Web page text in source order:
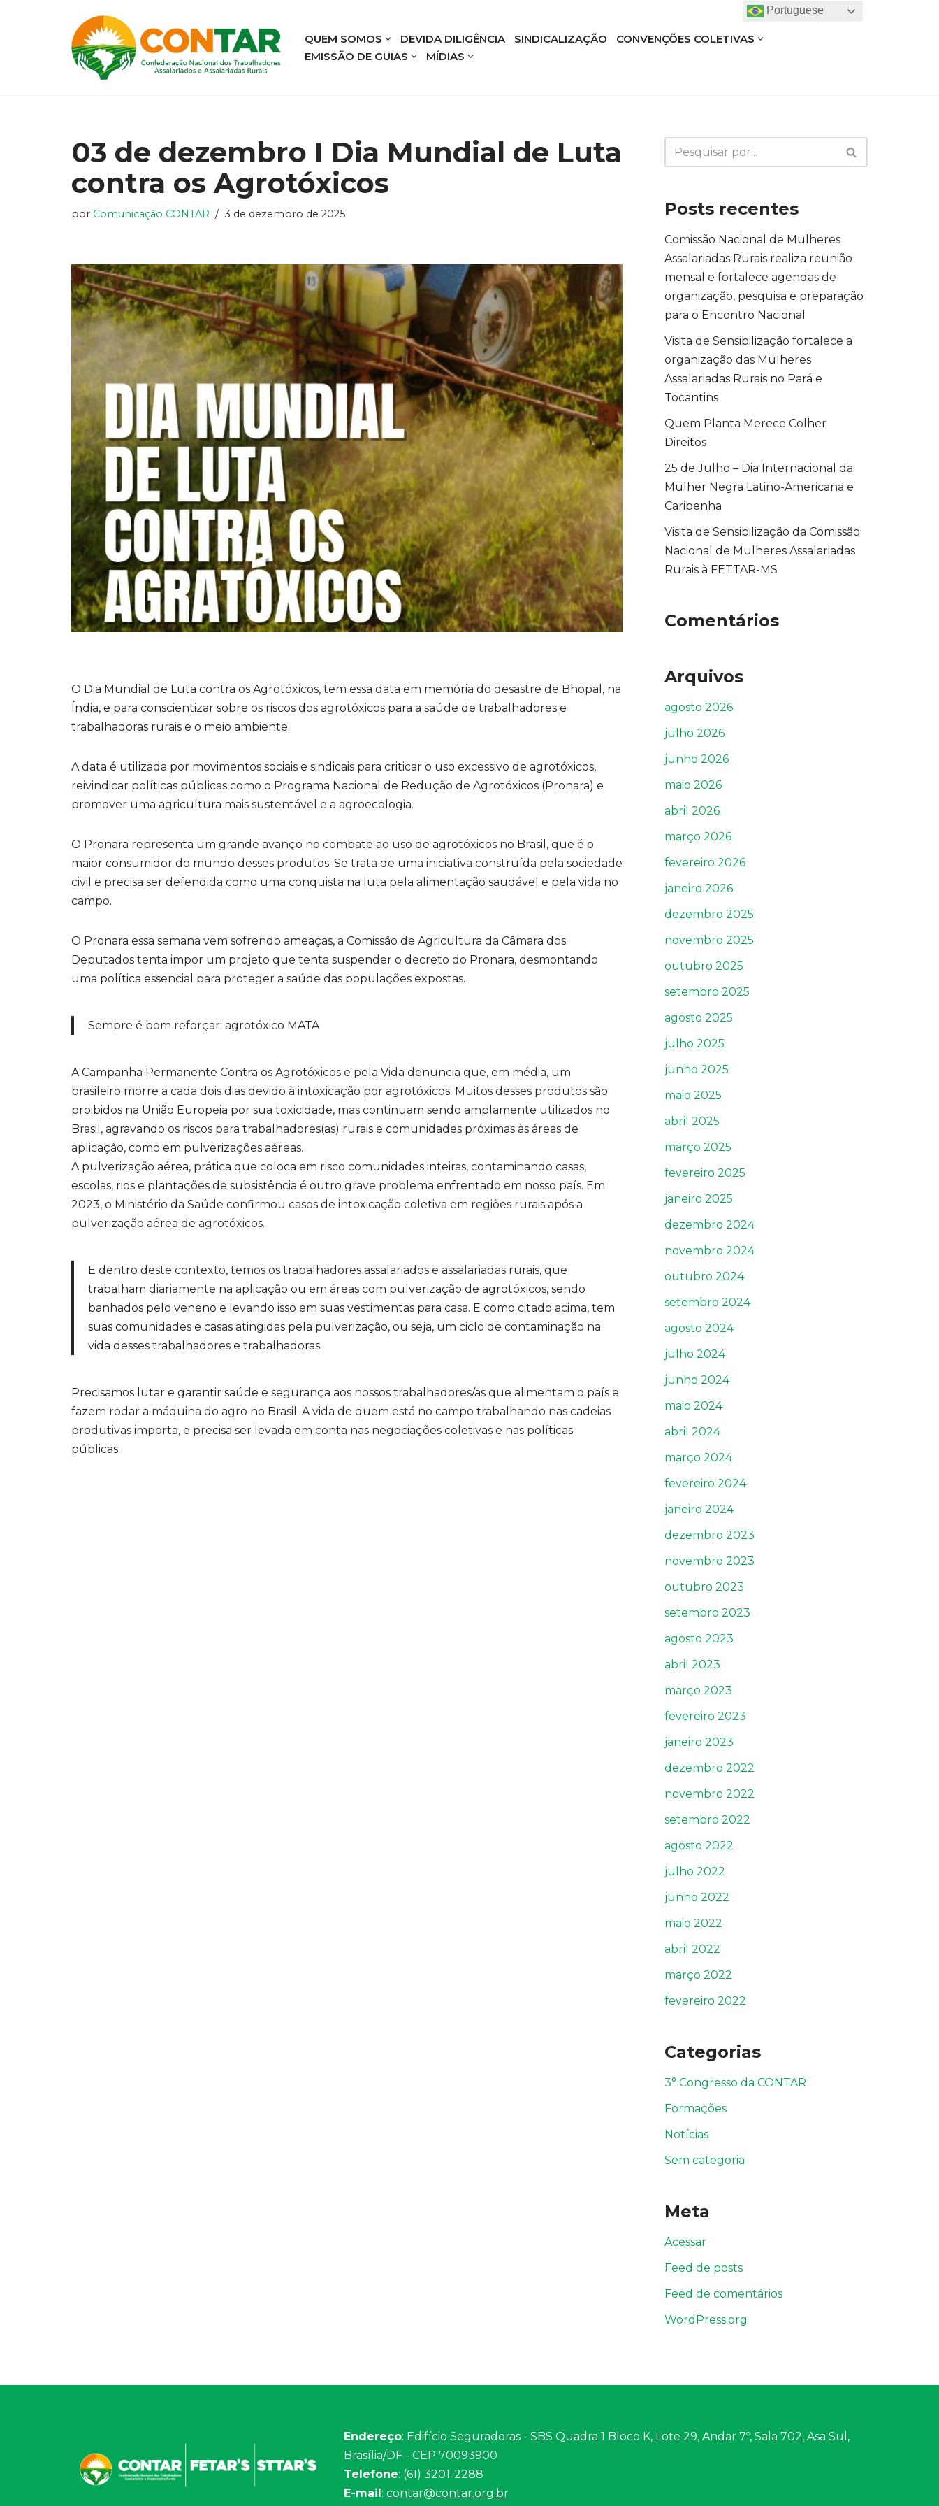
QUEM SOMOS DEVIDA DILIGÊNCIA SINDICALIZAÇÃO
CONVENÇÕES COLETIVAS
EMISSÃO DE GUIAS
MÍDIAS
03 de dezembro I Dia Mundial de Luta
contra os Agrotóxicos
por Comunicação CONTAR 3 de dezembro de 2025
O Dia Mundial de Luta contra os Agrotóxicos, tem essa data em memória do desastre de Bhopal, na
Índia, e para conscientizar sobre os riscos dos agrotóxicos para a saúde de trabalhadores e
trabalhadoras rurais e o meio ambiente.
A data é utilizada por movimentos sociais e sindicais para criticar o uso excessivo de agrotóxicos,
reivindicar políticas públicas como o Programa Nacional de Redução de Agrotóxicos (Pronara) e
promover uma agricultura mais sustentável e a agroecologia.
O Pronara representa um grande avanço no combate ao uso de agrotóxicos no Brasil, que é o
maior consumidor do mundo desses produtos. Se trata de uma iniciativa construída pela sociedade
civil e precisa ser defendida como uma conquista na luta pela alimentação saudável e pela vida no
campo.
O Pronara essa semana vem sofrendo ameaças, a Comissão de Agricultura da Câmara dos
Deputados tenta impor um projeto que tenta suspender o decreto do Pronara, desmontando
uma política essencial para proteger a saúde das populações expostas.
Sempre é bom reforçar: agrotóxico MATA
A Campanha Permanente Contra os Agrotóxicos e pela Vida denuncia que, em média, um
brasileiro morre a cada dois dias devido à intoxicação por agrotóxicos. Muitos desses produtos são
proibidos na União Europeia por sua toxicidade, mas continuam sendo amplamente utilizados no
Brasil, agravando os riscos para trabalhadores(as) rurais e comunidades próximas às áreas de
aplicação, como em pulverizações aéreas.
A pulverização aérea, prática que coloca em risco comunidades inteiras, contaminando casas,
escolas, rios e plantações de subsistência é outro grave problema enfrentado em nosso país. Em
2023, o Ministério da Saúde confirmou casos de intoxicação coletiva em regiões rurais após a
pulverização aérea de agrotóxicos.
E dentro deste contexto, temos os trabalhadores assalariados e assalariadas rurais, que
trabalham diariamente na aplicação ou em áreas com pulverização de agrotóxicos, sendo
banhados pelo veneno e levando isso em suas vestimentas para casa. E como citado acima, tem
suas comunidades e casas atingidas pela pulverização, ou seja, um ciclo de contaminação na
vida desses trabalhadores e trabalhadoras.
Precisamos lutar e garantir saúde e segurança aos nossos trabalhadores/as que alimentam o país e
fazem rodar a máquina do agro no Brasil. A vida de quem está no campo trabalhando nas cadeias
produtivas importa, e precisa ser levada em conta nas negociações coletivas e nas políticas
públicas.
Posts recentes
Comissão Nacional de Mulheres
Assalariadas Rurais realiza reunião
mensal e fortalece agendas de
organização, pesquisa e preparação
para o Encontro Nacional
Visita de Sensibilização fortalece a
organização das Mulheres
Assalariadas Rurais no Pará e
Tocantins
Quem Planta Merece Colher
Direitos
25 de Julho – Dia Internacional da
Mulher Negra Latino-Americana e
Caribenha
Visita de Sensibilização da Comissão
Nacional de Mulheres Assalariadas
Rurais à FETTAR-MS
Comentários
Arquivos
agosto 2026
julho 2026
junho 2026
maio 2026
abril 2026
março 2026
fevereiro 2026
janeiro 2026
dezembro 2025
novembro 2025
outubro 2025
setembro 2025
agosto 2025
julho 2025
junho 2025
maio 2025
abril 2025
março 2025
fevereiro 2025
janeiro 2025
dezembro 2024
novembro 2024
outubro 2024
setembro 2024
agosto 2024
julho 2024
junho 2024
maio 2024
abril 2024
março 2024
fevereiro 2024
janeiro 2024
dezembro 2023
novembro 2023
outubro 2023
setembro 2023
agosto 2023
abril 2023
março 2023
fevereiro 2023
janeiro 2023
dezembro 2022
novembro 2022
setembro 2022
agosto 2022
julho 2022
junho 2022
maio 2022
abril 2022
março 2022
fevereiro 2022
Categorias
3° Congresso da CONTAR
Formações
Notícias
Sem categoria
Meta
Acessar
Feed de posts
Feed de comentários
WordPress.org
Endereço: Edifício Seguradoras - SBS Quadra 1 Bloco K, Lote 29, Andar 7º, Sala 702, Asa Sul,
Brasília/DF - CEP 70093900
Telefone: (61) 3201-2288
E-mail: contar@contar.org.br
Portuguese